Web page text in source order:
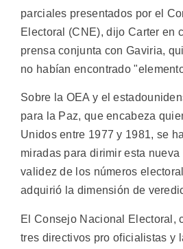
parciales presentados por el
Electoral (CNE), dijo Carter en
prensa conjunta con Gaviria,
no habían encontrado
Sobre la OEA y el
para la Paz, que encabeza
Unidos entre 1977 y 1981, se
miradas para dirimir esta nueva
validez de los números
adquirió la dimensión de
El Consejo Nacional Electoral,
tres directivos pro oficialistas y